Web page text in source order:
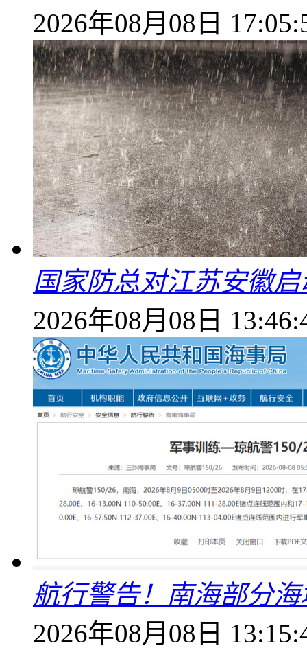
2026年08月08日
国家防总对江苏安徽
2026年08月08日
航行警告！南海部分
2026年08月08日